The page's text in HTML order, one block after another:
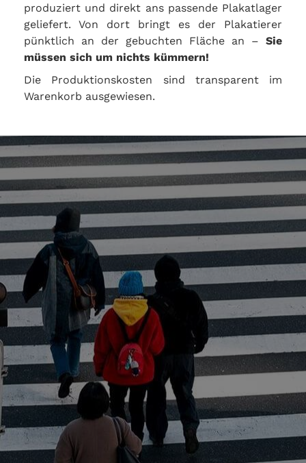
produziert und direkt ans passende Plakatlager
geliefert. Von dort bringt es der Plakatierer
pünktlich an der gebuchten Fläche an – Sie
müssen sich um nichts kümmern!
Die Produktionskosten sind transparent im
Warenkorb ausgewiesen.